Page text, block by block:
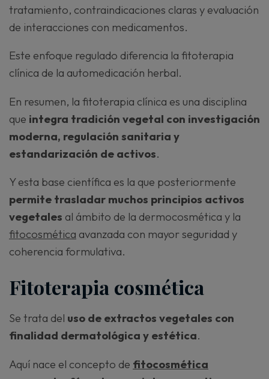
tratamiento, contraindicaciones claras y evaluación
de interacciones con medicamentos.
Este enfoque regulado diferencia la fitoterapia
clínica de la automedicación herbal.
En resumen, la fitoterapia clínica es una disciplina
que integra tradición vegetal con investigación
moderna, regulación sanitaria y
estandarización de activos.
Y esta base científica es la que posteriormente
permite trasladar muchos principios activos
vegetales al ámbito de la dermocosmética y la
fitocosmética avanzada con mayor seguridad y
coherencia formulativa.
Fitoterapia cosmética
Se trata del uso de extractos vegetales con
finalidad dermatológica y estética.
Aquí nace el concepto de fitocosmética